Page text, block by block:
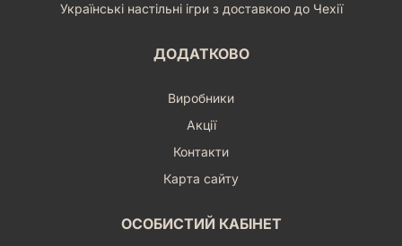
Українські настільні ігри з доставкою до Чехії
ДОДАТКОВО
Виробники
Акції
Контакти
Карта сайту
ОСОБИСТИЙ КАБІНЕТ